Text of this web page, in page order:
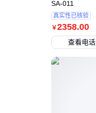
￥2358.00
SA-011
真实性已核验
查看电话